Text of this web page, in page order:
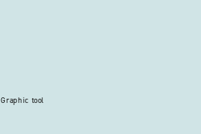
Graphic tool